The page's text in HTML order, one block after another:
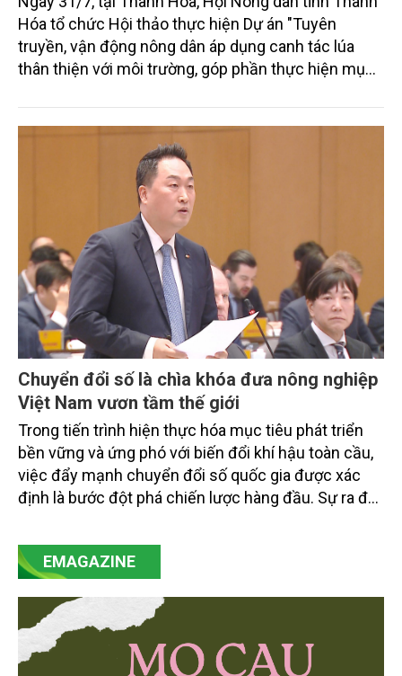
Hóa tổ chức Hội thảo thực hiện Dự án "Tuyên
truyền, vận động nông dân áp dụng canh tác lúa
thân thiện với môi trường, góp phần thực hiện mục
trình thu hút sự tham gia của đông đảo đại biểu đến
từ các cơ quan quản lý nhà nước, đơn vị nghiên cứu,
doanh nghiệp, hợp tác xã và nông dân đang trực
tiếp triển khai mô hình sản xuất lúa phát thải thấp.
Chuyển đổi số là chìa khóa đưa nông nghiệp
Việt Nam vươn tầm thế giới
Trong tiến trình hiện thực hóa mục tiêu phát triển
bền vững và ứng phó với biến đổi khí hậu toàn cầu,
việc đẩy mạnh chuyển đổi số quốc gia được xác
định là bước đột phá chiến lược hàng đầu. Sự ra đời
mạnh mẽ, thúc đẩy quá trình cải cách toàn diện,
minh bạch hóa chuỗi cung ứng và nâng cao hiệu
then chốt là nông nghiệp và môi trường.
EMAGAZINE